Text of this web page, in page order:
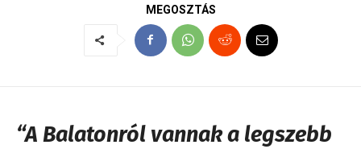
MEGOSZTÁS
“A Balatonról vannak a legszebb